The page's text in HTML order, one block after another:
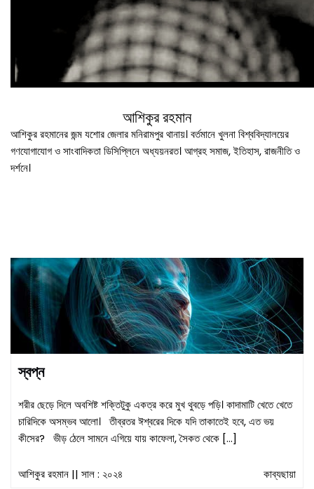
আশিকুর রহমান
আশিকুর রহমানের জন্ম যশোর জেলার মনিরামপুর থানায়। বর্তমানে খুলনা বিশ্ববিদ্যালয়ের
গণযোগাযোগ ও সাংবাদিকতা ডিসিপ্লিনে অধ্যয়নরত। আগ্রহ সমাজ, ইতিহাস, রাজনীতি ও
দর্শনে।
স্বপ্ন
শরীর ছেড়ে দিলে অবশিষ্ট শক্তিটুকু একত্র করে মুখ থুবড়ে পড়ি। কাদামাটি খেতে খেতে
চারিদিকে অসম্ভব আলো। তীব্রতর ঈশ্বরের দিকে যদি তাকাতেই হবে, এত ভয়
কীসের? ভীড় ঠেলে সামনে এগিয়ে যায় কাফেলা, সৈকত থেকে […]
আশিকুর রহমান || সাল : ২০২৪ কাব্যছায়া